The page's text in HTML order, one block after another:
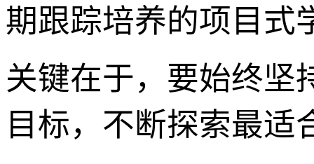
期跟踪培养的项目式
关键在于，要始终坚
目标，不断探索最适